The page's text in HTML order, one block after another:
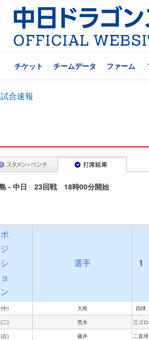
チケット チームデータ ファーム
試合速報
- 中日 23回戦 18時00分開始
ポ
ジ
シ
ョ
ン
選手 1
(中) 大島
四球
(二) 荒木
三ゴロ
(左) 藤井
二直球